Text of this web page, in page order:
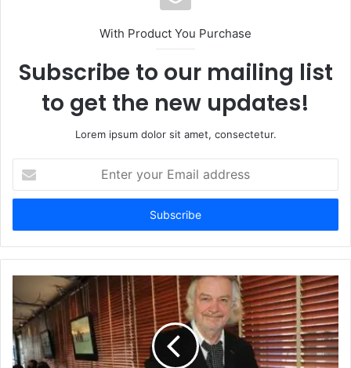
With Product You Purchase
Subscribe to our mailing list
to get the new updates!
Lorem ipsum dolor sit amet, consectetur.
your
Email